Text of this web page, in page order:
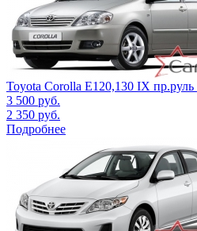
Toyota Corolla E120,130 IX пр.руль
3 500 руб.
2 350 руб.
Подробнее